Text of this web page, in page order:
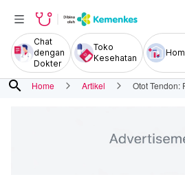
Chat
dengan
Dokter
Toko
Kesehatan
search Home Artikel Otot Tendon: